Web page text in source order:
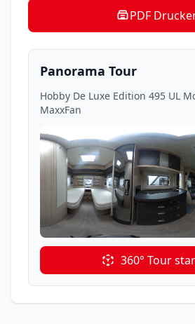
PDF
Panorama Tour
Hobby De Luxe Edition 495 UL
MaxxFan
360° Tour